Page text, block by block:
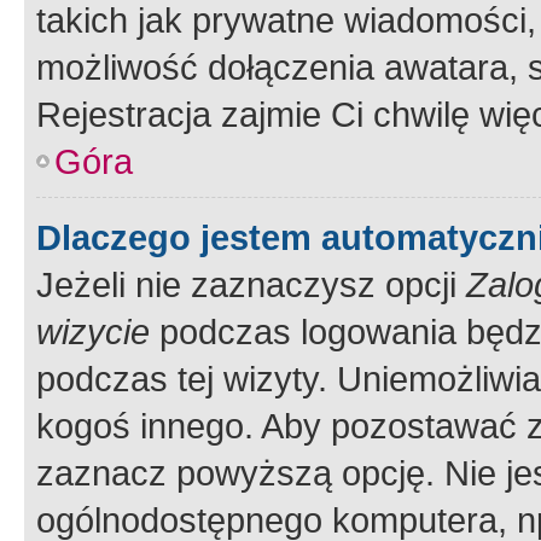
takich jak prywatne
możliwość dołączenia
Rejestracja zajmie Ci chwilę
Góra
Dlaczego jestem
Jeżeli nie zaznaczysz opcji
wizycie podczas logowania
podczas tej wizyty.
kogoś innego. Aby pozostawać
zaznacz powyższą opcję. Nie
ogólnodostępnego komputera,